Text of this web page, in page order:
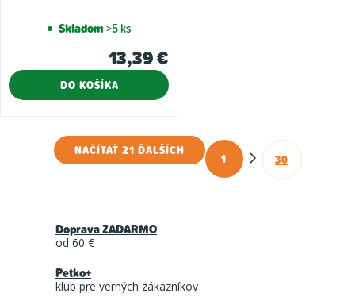
Skladom>5 ks
13,39 €
DO KOŠÍKA
O
a
NAČÍTAŤ 21 ĎALŠÍCH
S
1 30
Doprava ZADARMO
od 60 €
Petko+
klub pre verných zákazníkov